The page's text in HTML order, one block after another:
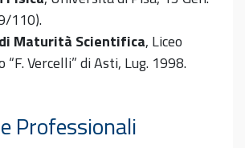
110).
Maturità Scientifica, Liceo
“F. Vercelli” di Asti, Lug. 1998.
Professionali